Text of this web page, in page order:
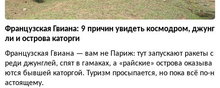
Французская Гвиана: 9 причин увидеть космодром, джунг
ли и острова каторги
Французская Гвиана — вам не Париж: тут запускают ракеты с
реди джунглей, спят в гамаках, а «райские» острова оказыва
ются бывшей каторгой. Туризм просыпается, но пока всё по-н
астоящему.